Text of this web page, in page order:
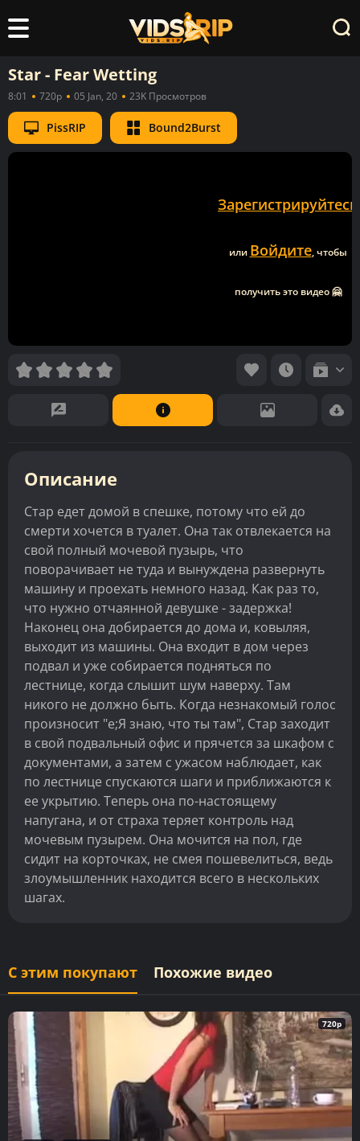
Star - Fear Wetting
8:01 720p 05 Jan, 20 23K Просмотров
PissRIP Bound2Burst
Зарегистрируйтесь
или Войдите, чтобы
получить это видео 🤗
Описание
Стар едет домой в спешке, потому что ей до
смерти хочется в туалет. Она так отвлекается на
свой полный мочевой пузырь, что
поворачивает не туда и вынуждена развернуть
машину и проехать немного назад. Как раз то,
что нужно отчаянной девушке - задержка!
Наконец она добирается до дома и, ковыляя,
выходит из машины. Она входит в дом через
подвал и уже собирается подняться по
лестнице, когда слышит шум наверху. Там
никого не должно быть. Когда незнакомый голос
произносит "e;Я знаю, что ты там", Стар заходит
в свой подвальный офис и прячется за шкафом с
документами, а затем с ужасом наблюдает, как
по лестнице спускаются шаги и приближаются к
ее укрытию. Теперь она по-настоящему
напугана, и от страха теряет контроль над
мочевым пузырем. Она мочится на пол, где
сидит на корточках, не смея пошевелиться, ведь
злоумышленник находится всего в нескольких
шагах.
С этим покупают Похожие видео
720p